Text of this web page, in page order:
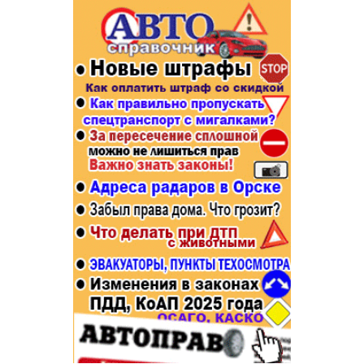
Афиша
Строительство и ремонт
Авто и мото
Рестораны, кафе, бары
Спорт Фитнес
Недвижимость
Красота Косметология
Телекоммуникации и связь
Торговля
Бизнес и финансы
Юристы, Экспертиза, Страхование
Ремонт
Социальные организации
Это интересно
Администрация
Популярное →
Строительство и ремонт